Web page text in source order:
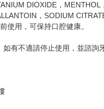
DIOXIDE，
，SODIUM
使用，可保持口腔健康。
有不適請停止使用，並諮詢